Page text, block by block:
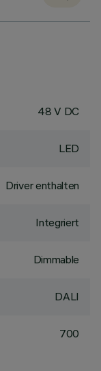
48 V DC
LED
Driver enthalten
Integriert
Dimmable
DALI
700